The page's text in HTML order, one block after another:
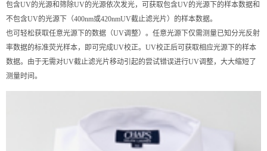
包含UV的光源和筛除UV的光源依次发光，可获取包含UV的光源下的样本数据和
不包含UV的光源下（400nm或420nmUV截止滤光片）的样本数据。
也可轻松获取任意光源下的数据（UV调整）。任意光源下仅需测量已知分光反射
率数据的标准荧光样本，即可完成UV校正。UV校正后可获取相应光源下的样本
数据。由于无需对UV截止滤光片移动引起的尝试错误进行UV调整，大大缩短了
测量时间。